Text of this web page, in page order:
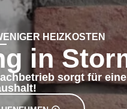
HEIZKOSTEN
in
sorgt für